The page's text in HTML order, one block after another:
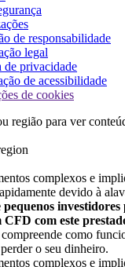
de responsabilidade
legal
de privacidade
de acessibilidade
de cookies
região para ver
complexos e
devido à
pequenos
CFD com este
como
o seu dinheiro.
complexos e